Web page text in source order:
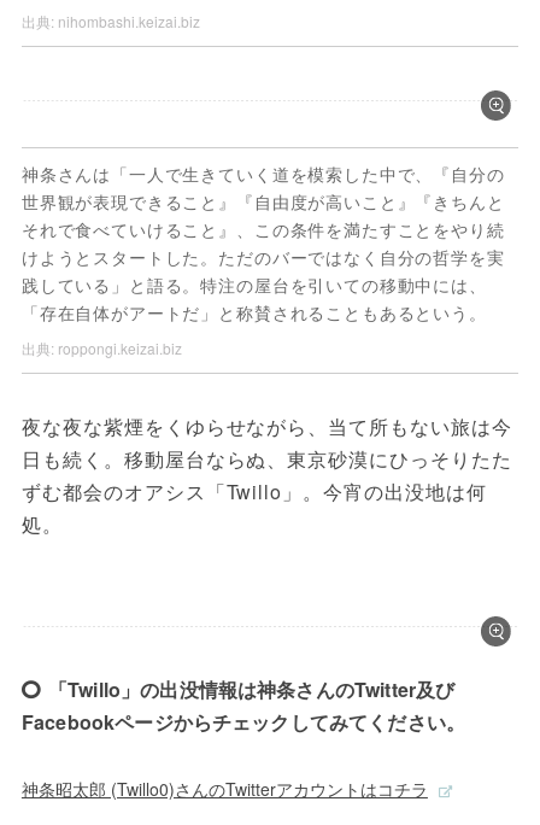
出典: nihombashi.keizai.biz
神条さんは「一人で生きていく道を模索した中で、『自分の
世界観が表現できること』『自由度が高いこと』『きちんと
それで食べていけること』、この条件を満たすことをやり続
けようとスタートした。ただのバーではなく自分の哲学を実
践している」と語る。特注の屋台を引いての移動中には、
「存在自体がアートだ」と称賛されることもあるという。
出典: roppongi.keizai.biz
夜な夜な紫煙をくゆらせながら、当て所もない旅は今
日も続く。移動屋台ならぬ、東京砂漠にひっそりたた
ずむ都会のオアシス「Twillo」。今宵の出没地は何
処。
「Twillo」の出没情報は神条さんのTwitter及び
Facebookページからチェックしてみてください。
神条昭太郎 (Twillo0)さんのTwitterアカウントはコチラ